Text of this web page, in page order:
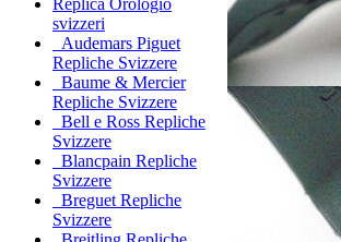
Replica Orologio
svizzeri
Audemars Piguet
Repliche Svizzere
Baume & Mercier
Repliche Svizzere
Bell e Ross Repliche
Svizzere
Blancpain Repliche
Svizzere
Breguet Repliche
Svizzere